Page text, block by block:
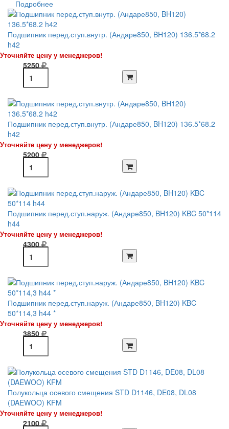
Подробнее
Подшипник перед.ступ.внутр. (Андаре850, BH120) 136.5*68.2
h42
Уточняйте цену у менеджеров!
5250
Подшипник перед.ступ.внутр. (Андаре850, BH120) 136.5*68.2
h42
Уточняйте цену у менеджеров!
5200
Подшипник перед.ступ.наруж. (Андаре850, BH120) KBC 50*114
h44
Уточняйте цену у менеджеров!
4300
Подшипник перед.ступ.наруж. (Андаре850, BH120) KBC
50*114,3 h44 *
Уточняйте цену у менеджеров!
3850
Полукольца осевого смещения STD D1146, DE08, DL08
(DAEWOO) KFM
Уточняйте цену у менеджеров!
2100